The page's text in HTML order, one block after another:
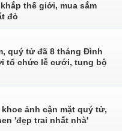
thế giới, mua sắm
đỏ
quý tử đã 8 tháng Đình
tổ chức lễ cưới, tung bộ
ảnh cận mặt quý tử,
'đẹp trai nhất nhà'